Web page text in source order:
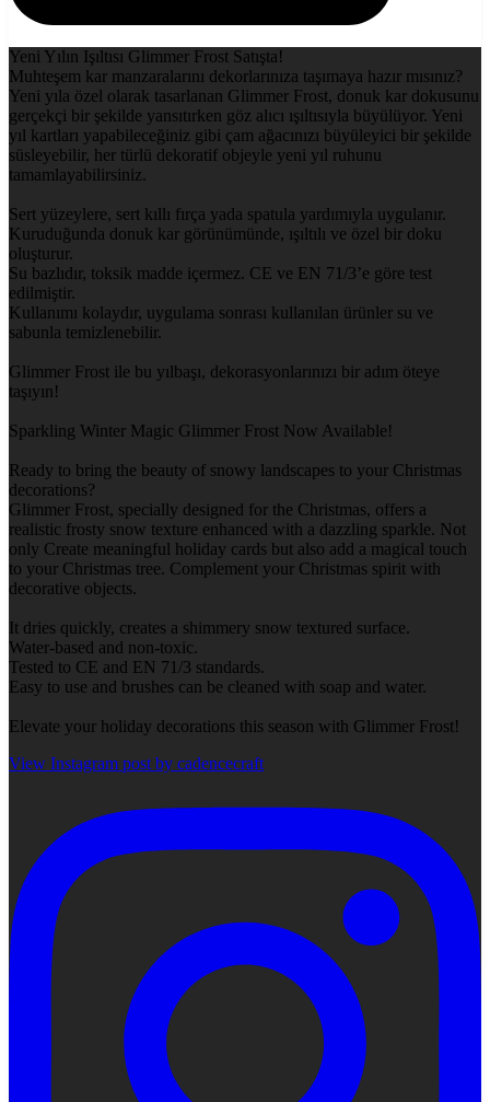
Yeni Yılın Işıltısı Glimmer Frost Satışta!
Muhteşem kar manzaralarını dekorlarınıza taşımaya hazır mısınız?
Yeni yıla özel olarak tasarlanan Glimmer Frost, donuk kar dokusunu
gerçekçi bir şekilde yansıtırken göz alıcı ışıltısıyla büyülüyor. Yeni
yıl kartları yapabileceğiniz gibi çam ağacınızı büyüleyici bir şekilde
süsleyebilir, her türlü dekoratif objeyle yeni yıl ruhunu
tamamlayabilirsiniz.
Sert yüzeylere, sert kıllı fırça yada spatula yardımıyla uygulanır.
Kuruduğunda donuk kar görünümünde, ışıltılı ve özel bir doku
oluşturur.
Su bazlıdır, toksik madde içermez. CE ve EN 71/3’e göre test
edilmiştir.
Kullanımı kolaydır, uygulama sonrası kullanılan ürünler su ve
sabunla temizlenebilir.
Glimmer Frost ile bu yılbaşı, dekorasyonlarınızı bir adım öteye
taşıyın!
Sparkling Winter Magic Glimmer Frost Now Available!
Ready to bring the beauty of snowy landscapes to your Christmas
decorations?
Glimmer Frost, specially designed for the Christmas, offers a
realistic frosty snow texture enhanced with a dazzling sparkle. Not
only Create meaningful holiday cards but also add a magical touch
to your Christmas tree. Complement your Christmas spirit with
decorative objects.
It dries quickly, creates a shimmery snow textured surface.
Water-based and non-toxic.
Tested to CE and EN 71/3 standards.
Easy to use and brushes can be cleaned with soap and water.
Elevate your holiday decorations this season with Glimmer Frost!
View Instagram post by cadencecraft